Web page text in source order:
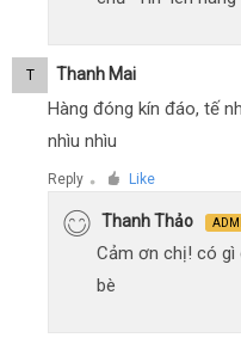
T Thanh Mai
Hàng đóng kín đáo, tế
nhìu nhìu
Reply ● Like
Thanh Thảo
Cảm ơn chị! có gì
bè